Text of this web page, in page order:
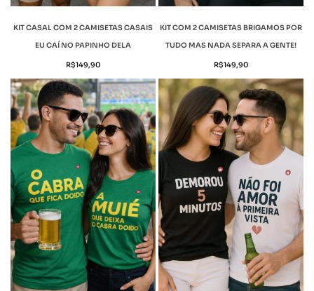
KIT CASAL COM 2 CAMISETAS CASAIS
EU CAÍ NO PAPINHO DELA
R$149,90
KIT COM 2 CAMISETAS BRIGAMOS POR
TUDO MAS NADA SEPARA A GENTE!
R$149,90